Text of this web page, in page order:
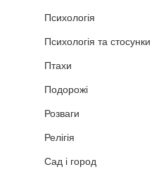
Психологія
Психологія та стосунки
Птахи
Подорожі
Розваги
Релігія
Сад і город